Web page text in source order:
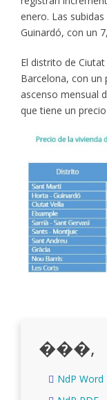
enero. Las
Guinardó, con un
El distrito de
Barcelona, con un
ascenso mensual
que tiene un
���,
NdP Word